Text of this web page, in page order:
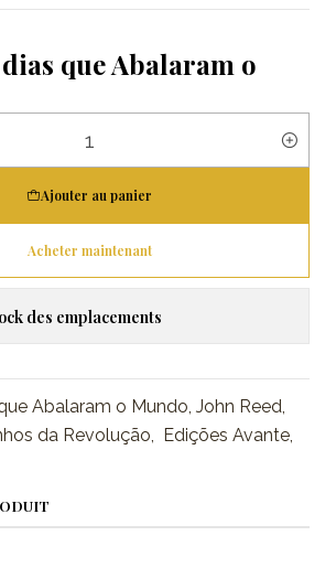
que Abalaram o
Ajouter au panier
Acheter maintenant
des emplacements
Abalaram o Mundo, John Reed,
da Revolução, Edições Avante,